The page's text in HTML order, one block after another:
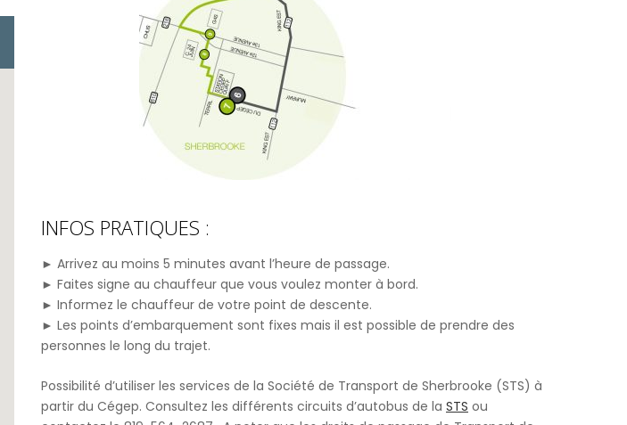
INFOS PRATIQUES :
► Arrivez au moins 5 minutes avant l’heure de passage.
► Faites signe au chauffeur que vous voulez monter à bord.
► Informez le chauffeur de votre point de descente.
► Les points d’embarquement sont fixes mais il est possible de prendre des
personnes le long du trajet.
Possibilité d’utiliser les services de la Société de Transport de Sherbrooke (STS) à
partir du Cégep. Consultez les différents circuits d’autobus de la STS ou